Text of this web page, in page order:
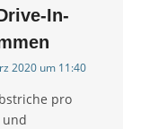
In-
2020 um 11:40
pro